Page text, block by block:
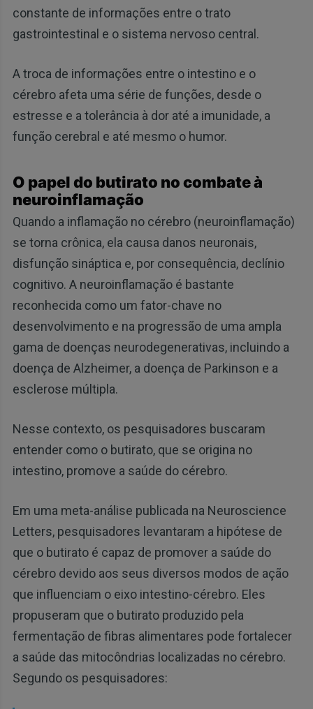
constante de informações entre o trato
gastrointestinal e o sistema nervoso central.
A troca de informações entre o intestino e o
cérebro afeta uma série de funções, desde o
estresse e a tolerância à dor até a imunidade, a
função cerebral e até mesmo o humor.
O papel do butirato no combate à
neuroinflamação
Quando a inflamação no cérebro (neuroinflamação)
se torna crônica, ela causa danos neuronais,
disfunção sináptica e, por consequência, declínio
cognitivo. A neuroinflamação é bastante
reconhecida como um fator-chave no
desenvolvimento e na progressão de uma ampla
gama de doenças neurodegenerativas, incluindo a
doença de Alzheimer, a doença de Parkinson e a
esclerose múltipla.
Nesse contexto, os pesquisadores buscaram
entender como o butirato, que se origina no
intestino, promove a saúde do cérebro.
Em uma meta-análise publicada na Neuroscience
Letters, pesquisadores levantaram a hipótese de
que o butirato é capaz de promover a saúde do
cérebro devido aos seus diversos modos de ação
que influenciam o eixo intestino-cérebro. Eles
propuseram que o butirato produzido pela
fermentação de fibras alimentares pode fortalecer
a saúde das mitocôndrias localizadas no cérebro.
Segundo os pesquisadores: